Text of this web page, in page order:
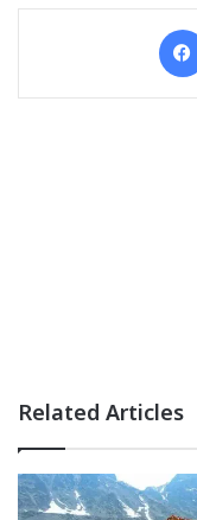
Related Articles